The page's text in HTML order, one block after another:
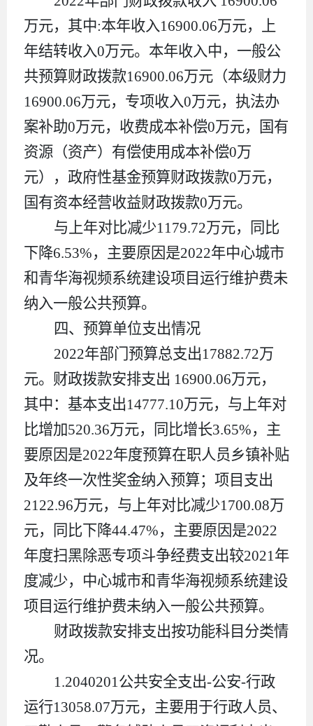
万元，其中:本年收入16900.06万元，上
年结转收入0万元。本年收入中，一般公
共预算财政拨款16900.06万元（本级财力
16900.06万元，专项收入0万元，执法办
案补助0万元，收费成本补偿0万元，国有
资源（资产）有偿使用 成本补偿0万
元），政府性基金预算财政拨款0万元，
国有资本经营收益财政拨款0万元。
与上年对比减少1179.72万元，同比
下降6.53%， 主要原因 是2022年中心城市
和青华海视频系统建设项目运行维护费未
纳入一般公共预算。
四、 预算单位支出情况
2022年部门预算总支出17882.72万
元。 财政拨款安排支出 16900.06万元，
其中： 基本支出14777.10万元，与上年对
比增加520.36万元， 同比增长3.65%， 主
要原因 是2022年度预算在职人员乡镇补贴
及年终一次性奖金纳入预算； 项目支出
2122.96万元，与上年对比减少1700.08万
元， 同比下降44.47%， 主要原因 是2022
年度扫黑除恶专项斗争经费支出较2021 年
度减少，中心城市和青华海视频系统建设
项目运行维护费未纳入一般公共预算。
财政拨款安排支出按功能科目分类情
况。
1.2040201 公共安全支出-公安-行政
运行13058.07万元，主要用于行政人员、